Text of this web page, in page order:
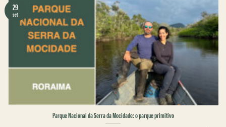
Parque Nacional da Serra da Mocidade: o parque primitivo
29
set